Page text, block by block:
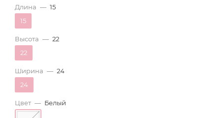
Длина — 15
15
Высота — 22
22
Ширина — 24
24
Цвет — Белый